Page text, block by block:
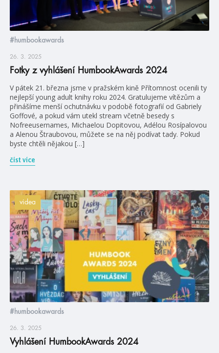
#humbookawards
26. 3. 2025
Fotky z vyhlášení HumbookAwards 2024
V pátek 21. března jsme v pražském kině Přítomnost ocenili ty
nejlepší young adult knihy roku 2024. Gratulujeme vítězům a
přinášíme menší ochutnávku v podobě fotografií od Gabriely
Goffové, a pokud vám utekl stream včetně besedy s
Nofreeusernames, Michaelou Dopitovou, Adélou Rosípalovou
a Alenou Štraubovou, můžete se na něj podívat tady. Pokud
byste chtěli nějakou […]
číst více
videa
#humbookawards
26. 3. 2025
Vyhlášení HumbookAwards 2024